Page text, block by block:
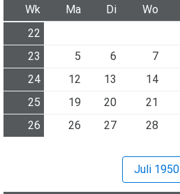
Wk Ma Di Wo
22
23
5 6 7
24
12 13 14
25
19 20 21
26
26 27 28
Juli 1950